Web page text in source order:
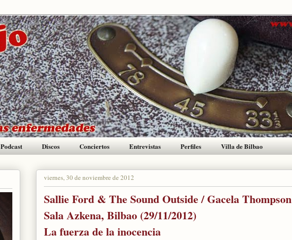
Podcast Discos Conciertos Entrevistas Perfiles Villa de Bilbao
viernes, 30 de noviembre de 2012
Sallie Ford & The Sound Outside / Gacela Thompson
Sala Azkena, Bilbao (29/11/2012)
La fuerza de la inocencia